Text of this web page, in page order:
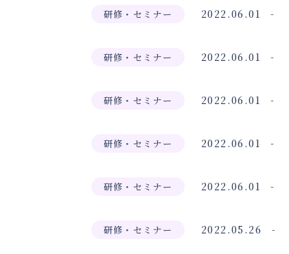
研修・セミナー 2022.06.01
研修・セミナー 2022.06.01
研修・セミナー 2022.06.01
研修・セミナー 2022.06.01
研修・セミナー 2022.06.01
研修・セミナー 2022.05.26